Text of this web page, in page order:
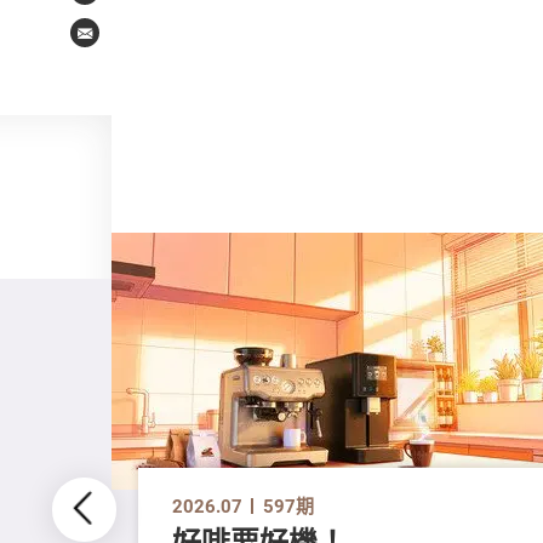
Email
2026.07 597期